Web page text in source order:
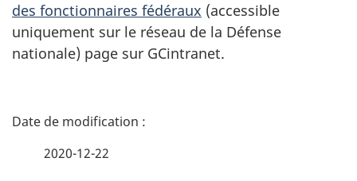
des fonctionnaires fédéraux (accessible
uniquement sur le réseau de la Défense
nationale) page sur GCintranet.
D
2020-12-22